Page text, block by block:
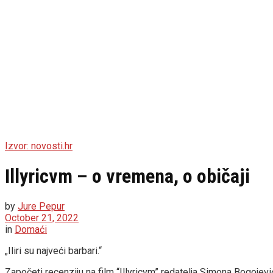
Izvor: novosti.hr
Illyricvm – o vremena, o običaji
by Jure Pepur
October 21, 2022
in Domaći
„Iliri su najveći barbari.“